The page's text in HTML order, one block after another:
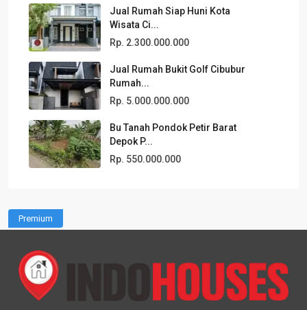
Jual Rumah Siap Huni Kota
Wisata Ci...
Rp. 2.300.000.000
Jual Rumah Bukit Golf Cibubur
Rumah...
Rp. 5.000.000.000
Bu Tanah Pondok Petir Barat
Depok P...
Rp. 550.000.000
Premium